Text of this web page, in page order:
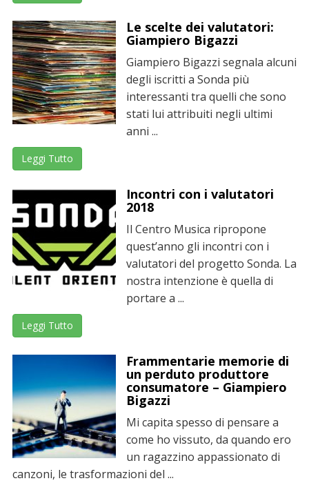
Le scelte dei valutatori:
Giampiero Bigazzi
Giampiero Bigazzi segnala alcuni
degli iscritti a Sonda più
interessanti tra quelli che sono
stati lui attribuiti negli ultimi
anni ...
Leggi Tutto
Incontri con i valutatori
2018
Il Centro Musica ripropone
quest’anno gli incontri con i
valutatori del progetto Sonda. La
nostra intenzione è quella di
portare a ...
Leggi Tutto
Frammentarie memorie di
un perduto produttore
consumatore – Giampiero
Bigazzi
Mi capita spesso di pensare a
come ho vissuto, da quando ero
un ragazzino appassionato di
canzoni, le trasformazioni del ...